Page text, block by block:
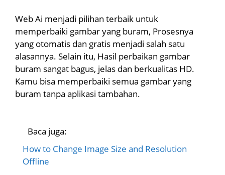
Web Ai menjadi pilihan terbaik untuk
memperbaiki gambar yang buram, Prosesnya
yang otomatis dan gratis menjadi salah satu
alasannya. Selain itu, Hasil perbaikan gambar
buram sangat bagus, jelas dan berkualitas HD.
Kamu bisa memperbaiki semua gambar yang
buram tanpa aplikasi tambahan.
Baca juga:
How to Change Image Size and Resolution
Offline